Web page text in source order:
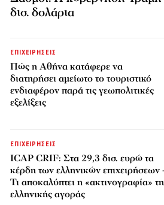
δισ. δολάρια
ΕΠΙΧΕΙΡΗΣΕΙΣ
Πώς η Αθήνα κατάφερε να
διατηρήσει αμείωτο το τουριστικό
ενδιαφέρον παρά τις γεωπολιτικές
εξελίξεις
ΕΠΙΧΕΙΡΗΣΕΙΣ
ICAP CRIF: Στα 29,3 δισ. ευρώ τα
κέρδη των ελληνικών επιχειρήσεων
Τι αποκαλύπτει η «ακτινογραφία»
ελληνικής αγοράς